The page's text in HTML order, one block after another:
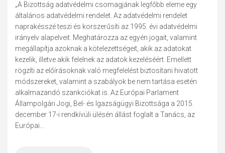
„A Bizottság adatvédelmi csomagjának legfőbb eleme egy
általános adatvédelmi rendelet. Az adatvédelmi rendelet
naprakésszé teszi és korszerűsíti az 1995. évi adatvédelmi
irányelv alapelveit. Meghatározza az egyén jogait, valamint
megállapítja azoknak a kötelezettségeit, akik az adatokat
kezelik, illetve akik felelnek az adatok kezeléséért. Emellett
rögzíti az előírásoknak való megfelelést biztosítani hivatott
módszereket, valamint a szabályok be nem tartása esetén
alkalmazandó szankciókat is. Az Európai Parlament
Állampolgári Jogi, Bel- és Igazságügyi Bizottsága a 2015.
december 17-i rendkívüli ülésén állást foglalt a Tanács, az
Európai...